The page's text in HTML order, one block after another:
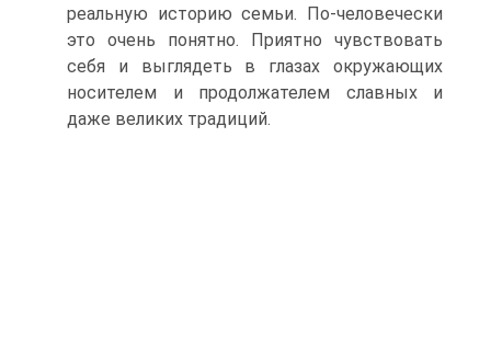
реальную историю семьи. По-человечески
это очень понятно. Приятно чувствовать
себя и выглядеть в глазах окружающих
носителем и продолжателем славных и
даже великих традиций.